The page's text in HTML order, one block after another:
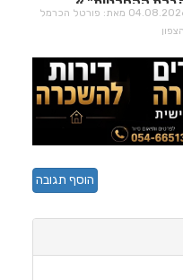
04.08.2026 מאת: פורטל הכרמל
הוסף תגובה